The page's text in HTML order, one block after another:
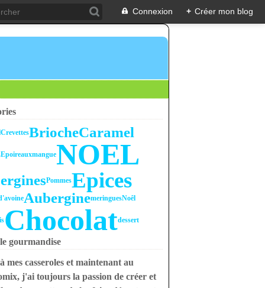
Connexion + Créer mon blog
CrevettesBriocheCaramel
poireauxmangueNOEL
PommesEpices
AuberginemeringuesNoêl
Chocolatdessert
gourmandise
mes casseroles et maintenant au
j'ai toujours la passion de créer et